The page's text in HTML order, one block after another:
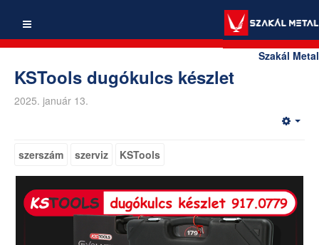
Szakál Metal
KSTools dugókulcs készlet
2025. január 13.
szerszám szerviz KSTools